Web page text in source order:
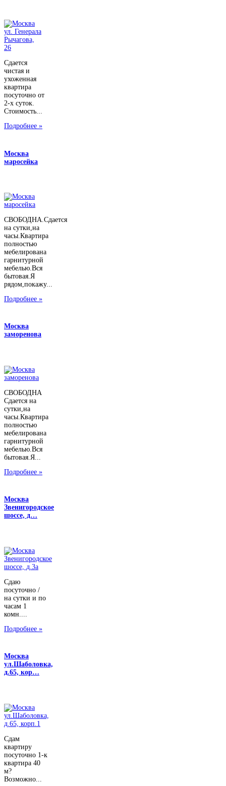
Сдается
чистая и
ухоженная
квартира
посуточно от
2-х суток.
Стоимость...
Подробнее »
Москва
маросейка
СВОБОДНА.Сдается
на сутки,на
часы.Квартира
полностью
мебелирована
гарнитурной
мебелью.Вся
бытовая.Я
рядом,покажу...
Подробнее »
Москва
заморенова
СВОБОДНА
Сдается на
сутки,на
часы.Квартира
полностью
мебелирована
гарнитурной
мебелью.Вся
бытовая.Я...
Подробнее »
Москва
Звенигородское
шоссе, д…
Сдаю
посуточно /
на сутки и по
часам 1
комн....
Подробнее »
Москва
ул.Шаболовка,
д.65, кор…
Сдам
квартиру
посуточно 1-к
квартира 40
м?
Возможно...